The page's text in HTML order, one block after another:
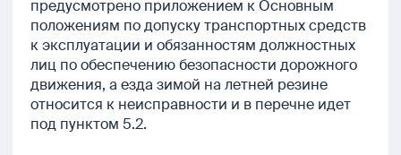
предусмотрено приложением к Основным
положениям по допуску транспортных средств
к эксплуатации и обязанностям должностных
лиц по обеспечению безопасности дорожного
движения, а езда зимой на летней резине
относится к неисправности и в перечне идет
под пунктом 5.2.